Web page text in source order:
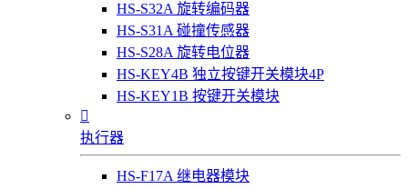
HS-S32A 旋转编码器
HS-S31A 碰撞传感器
HS-S28A 旋转电位器
HS-KEY4B 独立按键开关模块4P
HS-KEY1B 按键开关模块

执行器
HS-F17A 继电器模块